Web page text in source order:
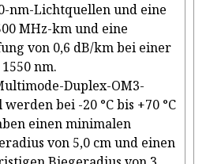
nm-Lichtquellen und eine
MHz-km und eine
von 0,6 dB/km bei einer
nm.
Duplex-OM3-
bei -20 °C bis +70 °C
einen minimalen
von 5,0 cm und einen